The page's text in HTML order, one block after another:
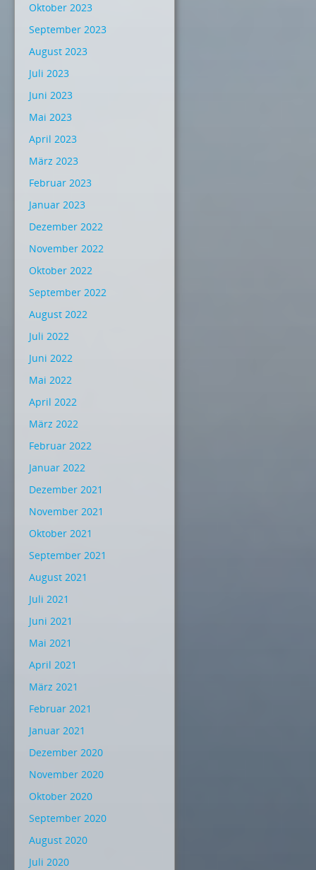
Oktober 2023
September 2023
August 2023
Juli 2023
Juni 2023
Mai 2023
April 2023
März 2023
Februar 2023
Januar 2023
Dezember 2022
November 2022
Oktober 2022
September 2022
August 2022
Juli 2022
Juni 2022
Mai 2022
April 2022
März 2022
Februar 2022
Januar 2022
Dezember 2021
November 2021
Oktober 2021
September 2021
August 2021
Juli 2021
Juni 2021
Mai 2021
April 2021
März 2021
Februar 2021
Januar 2021
Dezember 2020
November 2020
Oktober 2020
September 2020
August 2020
Juli 2020